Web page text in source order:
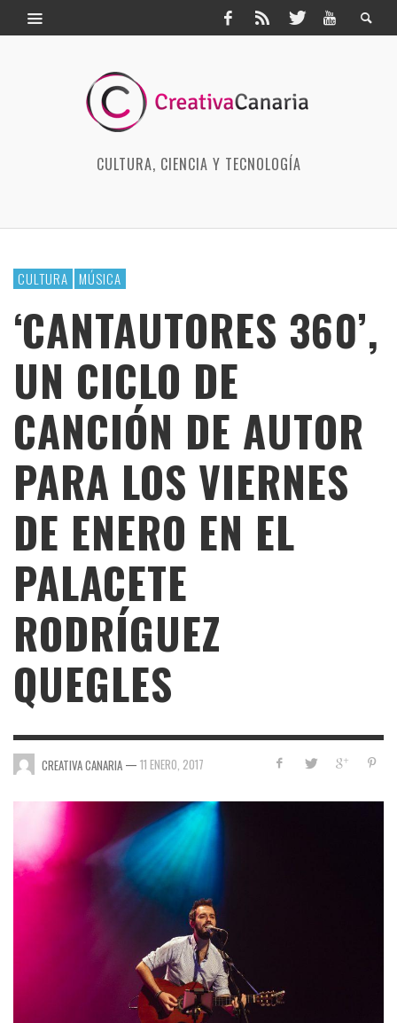
CULTURA, CIENCIA Y TECNOLOGÍA
CULTURA MÚSICA
‘CANTAUTORES 360’,
UN CICLO DE
CANCIÓN DE AUTOR
PARA LOS VIERNES
DE ENERO EN EL
PALACETE
RODRÍGUEZ
QUEGLES
CREATIVA CANARIA — 11 ENERO, 2017